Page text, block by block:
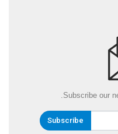
Subscribe our
Subscribe